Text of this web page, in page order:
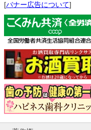
[バナー広告について]